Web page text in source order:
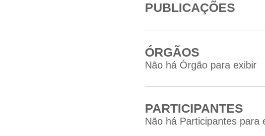
PUBLICAÇÕES
ÓRGÃOS
Não há Órgão para exibir
PARTICIPANTES
Não há Participantes para